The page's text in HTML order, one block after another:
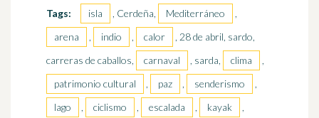
Tags:
isla , Cerdeña, Mediterráneo
,
arena
, indio , calor
, 28 de abril, sardo,
carreras de caballos,
carnaval , sarda, clima
,
patrimonio cultural
, paz , senderismo
,
lago
, ciclismo , escalada , kayak
,